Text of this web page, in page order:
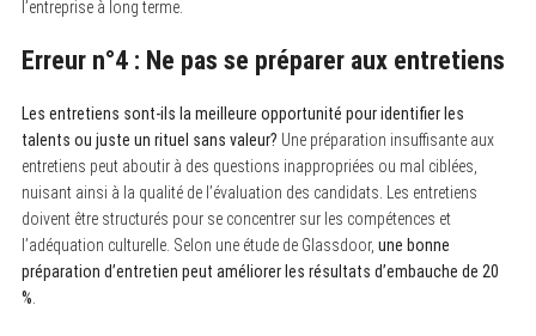
l’entreprise à long terme.
Erreur n°4 : Ne pas se préparer aux entretiens
Les entretiens sont-ils la meilleure opportunité pour identifier les
talents ou juste un rituel sans valeur? Une préparation insuffisante aux
entretiens peut aboutir à des questions inappropriées ou mal ciblées,
nuisant ainsi à la qualité de l’évaluation des candidats. Les entretiens
doivent être structurés pour se concentrer sur les compétences et
l’adéquation culturelle. Selon une étude de Glassdoor, une bonne
préparation d’entretien peut améliorer les résultats d’embauche de 20
%